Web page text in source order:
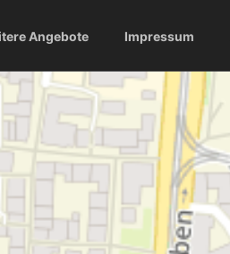
Angebote Impressum